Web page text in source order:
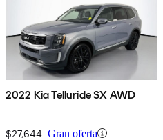
2022 Kia Telluride SX AWD
$27,644 Gran oferta